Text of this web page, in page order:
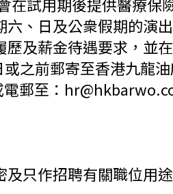
、日及公衆假期的演
及薪金待遇要求，並
之前郵寄至香港九龍
電郵至：
及只作招聘有關職位用